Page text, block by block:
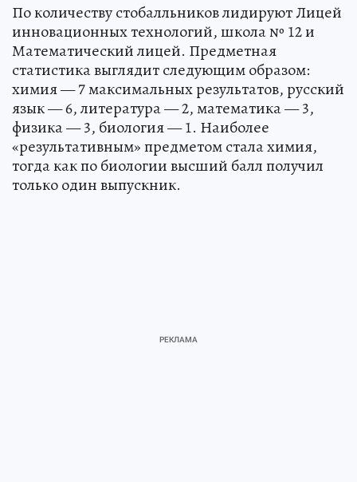
По количеству стобалльников лидируют Лицей
инновационных технологий, школа № 12 и
Математический лицей. Предметная
статистика выглядит следующим образом:
химия — 7 максимальных результатов, русский
язык — 6, литература — 2, математика — 3,
физика — 3, биология — 1. Наиболее
«результативным» предметом стала химия,
тогда как по биологии высший балл получил
только один выпускник.